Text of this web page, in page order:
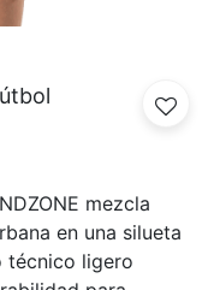
mezcla
en una silueta
técnico ligero